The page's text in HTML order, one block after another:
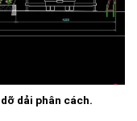
dải phân cách.